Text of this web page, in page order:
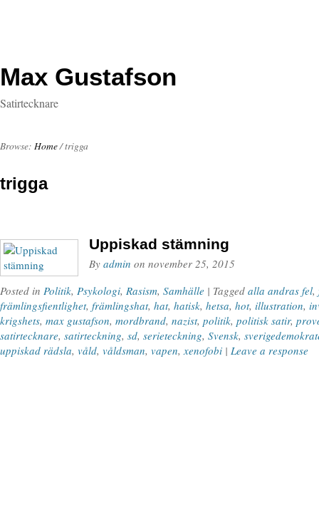
Max Gustafson
Satirtecknare
Browse: Home/trigga
trigga
Uppiskad stämning
By admin on november 25, 2015
Posted in Politik, Psykologi, Rasism, Samhälle | Tagged alla andras fel,
främlingsfientlighet, främlingshat, hat, hatisk, hetsa, hot, illustration,
krigshets, max gustafson, mordbrand, nazist, politik, politisk satir,
satirtecknare, satirteckning, sd, serieteckning, Svensk,
uppiskad rädsla, våld, våldsman, vapen,xenofobi | Leave a response